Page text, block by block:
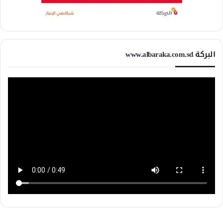
البركة www.albaraka.com.sd